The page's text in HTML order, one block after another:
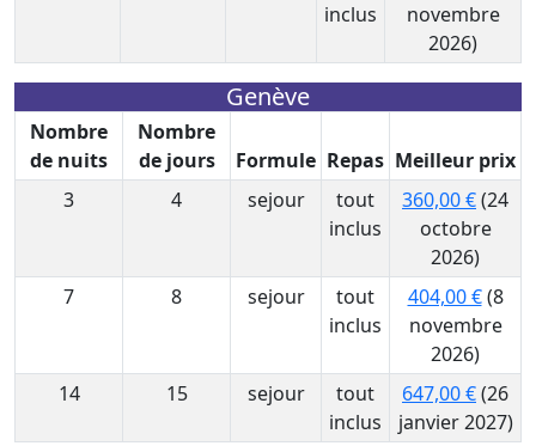
inclus
novembre
2026)
Genève
Nombre
de nuits
Nombre
de jours
Formule Repas Meilleur prix
3
4 sejour
tout
inclus
360,00 €(24
octobre
2026)
7
8 sejour
tout
inclus
404,00 €(8
novembre
2026)
14
15 sejour
tout
inclus
647,00 €(26
janvier 2027)